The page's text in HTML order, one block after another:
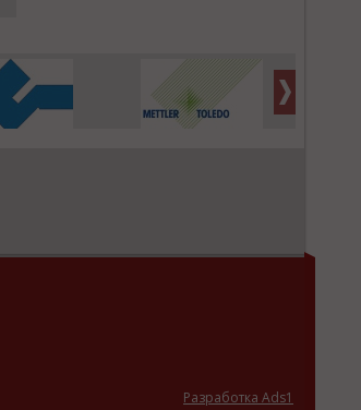
Разработка Ads1